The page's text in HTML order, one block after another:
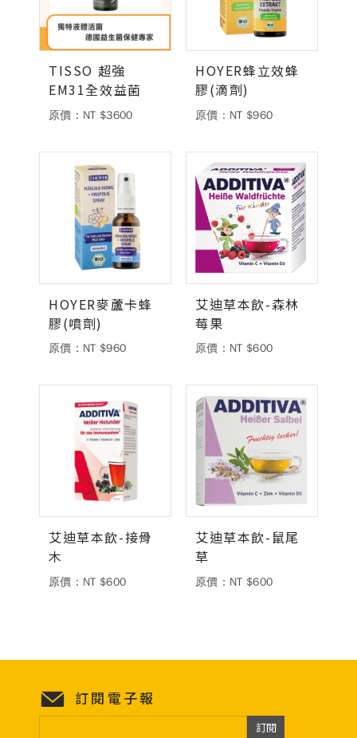
TISSO 超強
EM31全效益菌
原價：NT $3600
HOYER蜂立效蜂
膠(滴劑)
原價：NT $960
HOYER麥蘆卡蜂
膠(噴劑)
原價：NT $960
艾迪草本飲-森林
莓果
原價：NT $600
艾迪草本飲-接骨
木
原價：NT $600
艾迪草本飲-鼠尾
草
原價：NT $600
德風消息
所有訊息 會員辦法
活動訊息
商品訊息
關於我們
關於德風 人力招募
會員專區
購物說明
購物須知
德風健康館 百靈油粉絲團
百靈油粉絲團 德風健康館
德風健康館
登入
訂閱電子報
訂閱